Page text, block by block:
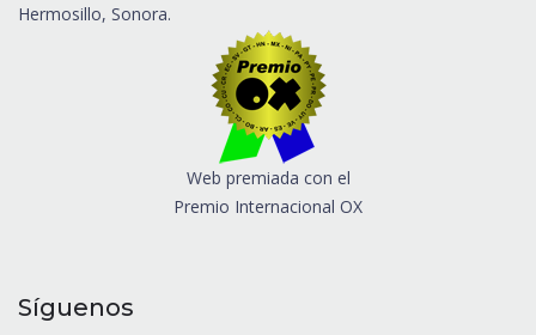
Hermosillo, Sonora.
Web premiada con el
Premio Internacional OX
Síguenos